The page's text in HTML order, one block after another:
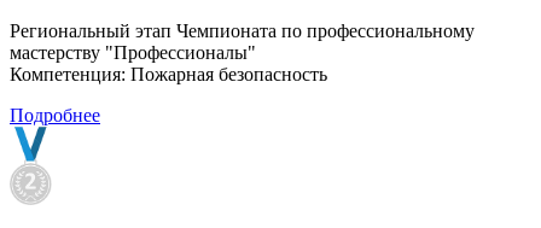
Региональный этап Чемпионата по профессиональному
мастерству "Профессионалы"
Компетенция: Пожарная безопасность
Подробнее